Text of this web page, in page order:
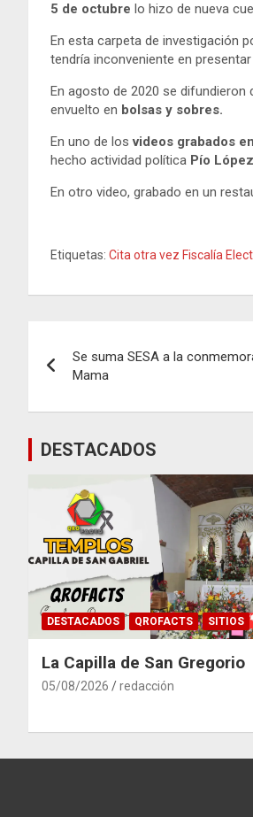
5 de octubre lo hizo de nueva
En esta carpeta de investigación
tendría inconveniente en
En agosto de 2020 se difundieron
envuelto en bolsas y sobres.
En uno de losvideos grabados
hecho actividad política Pío
En otro video, grabado en un
Etiquetas: Cita otra vez Fiscalía
de
entradas
Se suma SESA a la
Mama
DESTACADOS
DESTACADOS QROFACTS SITIOS
La Capilla de San Gregorio
05/08/2026 redacción